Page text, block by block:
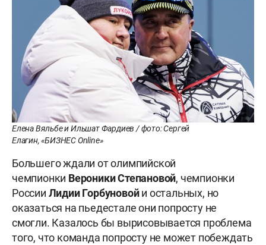
Елена Вяльбе и Ильшат Фардиев / фото: Сергей
Елагин, «БИЗНЕС Online»
Большего ждали от олимпийской
чемпионки Вероники Степановой, чемпионки
России Лидии Горбуновойи остальных, но
оказаться на пьедестале они попросту не
смогли. Казалось бы вырисовывается проблема
того, что команда попросту не может побеждать